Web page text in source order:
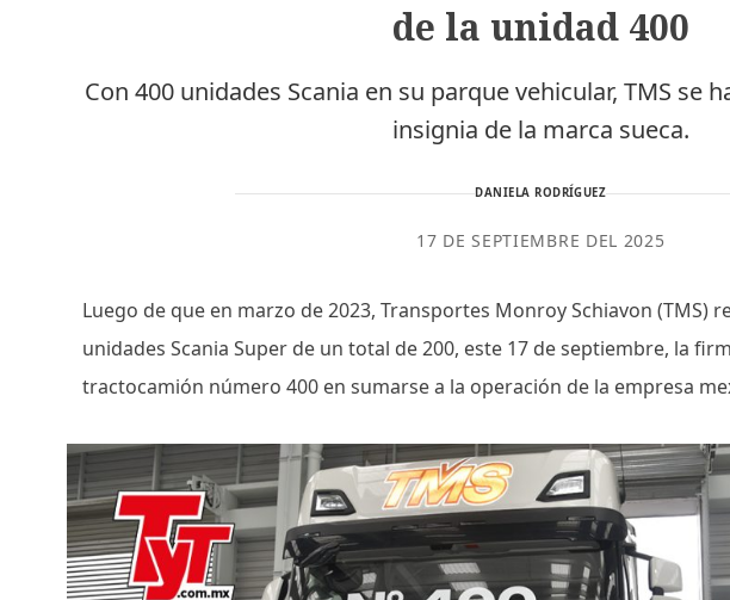
de la unidad 400
Con 400 unidades Scania en su parque vehicular, TMS se
insignia de la marca sueca.
DANIELA RODRÍGUEZ
17 DE SEPTIEMBRE DEL 2025
Luego de que en marzo de 2023, Transportes Monroy Schiavon (TMS)
unidades Scania Super de un total de 200, este 17 de septiembre, la
tractocamión número 400 en sumarse a la operación de la empresa